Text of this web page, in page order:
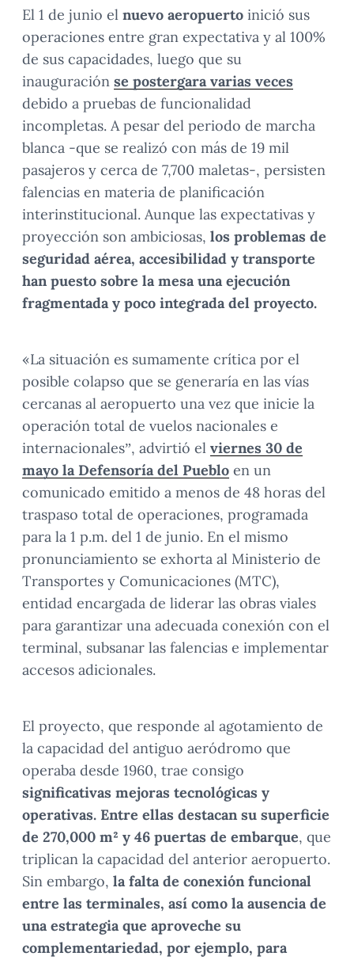
El 1 de junio el nuevo aeropuerto inició sus
operaciones entre gran expectativa y al 100%
de sus capacidades, luego que su
inauguración se postergara varias veces
debido a pruebas de funcionalidad
incompletas. A pesar del periodo de marcha
blanca -que se realizó con más de 19 mil
pasajeros y cerca de 7,700 maletas-, persisten
falencias en materia de planificación
interinstitucional. Aunque las expectativas y
proyección son ambiciosas, los problemas de
seguridad aérea, accesibilidad y transporte
han puesto sobre la mesa una ejecución
fragmentada y poco integrada del proyecto.
«La situación es sumamente crítica por el
posible colapso que se generaría en las vías
cercanas al aeropuerto una vez que inicie la
operación total de vuelos nacionales e
internacionales”, advirtió el viernes 30 de
mayo la Defensoría del Pueblo en un
comunicado emitido a menos de 48 horas del
traspaso total de operaciones, programada
para la 1 p.m. del 1 de junio. En el mismo
pronunciamiento se exhorta al Ministerio de
Transportes y Comunicaciones (MTC),
entidad encargada de liderar las obras viales
para garantizar una adecuada conexión con el
terminal, subsanar las falencias e implementar
accesos adicionales.
El proyecto, que responde al agotamiento de
la capacidad del antiguo aeródromo que
operaba desde 1960, trae consigo
significativas mejoras tecnológicas y
operativas. Entre ellas destacan su superficie
de 270,000 m² y 46 puertas de embarque, que
triplican la capacidad del anterior aeropuerto.
Sin embargo, la falta de conexión funcional
entre las terminales, así como la ausencia de
una estrategia que aproveche su
complementariedad, por ejemplo, para